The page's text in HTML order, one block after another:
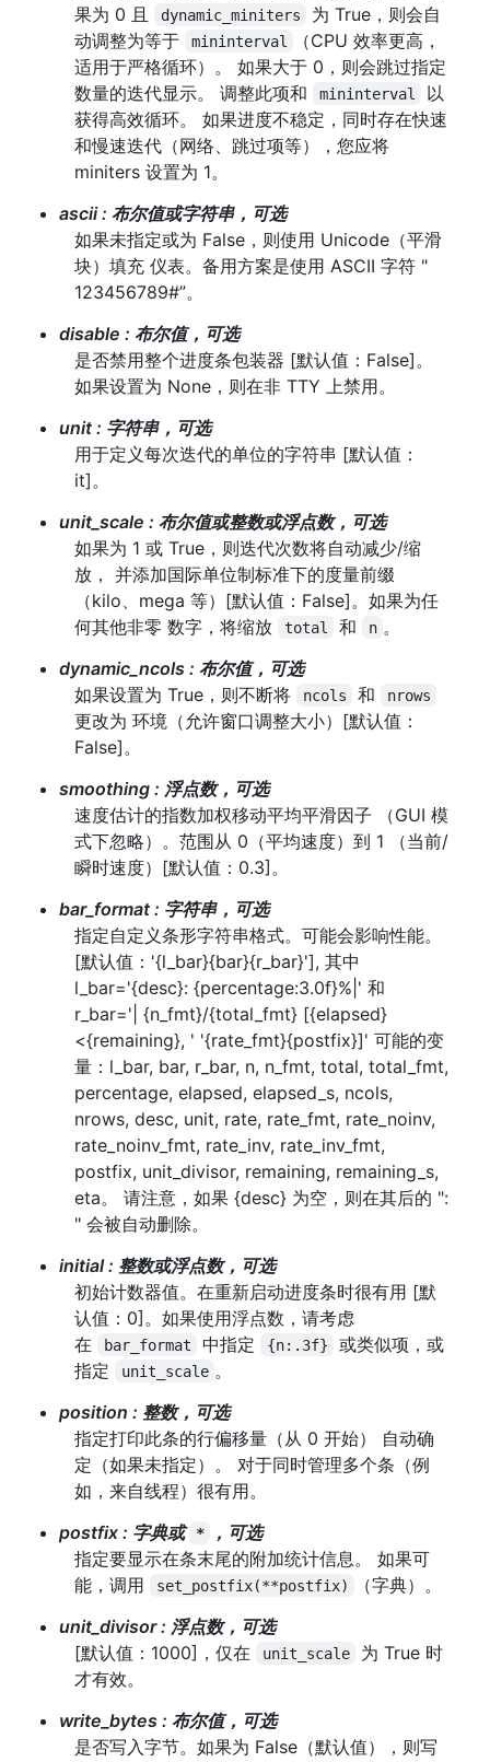
果为 0 且
dynamic_miniters
为 True，则会自
动调整为等于
mininterval
（CPU 效率更高，
适用于严格循环）。 如果大于 0，则会跳过指定
数量的迭代显示。 调整此项和
mininterval
以
获得高效循环。 如果进度不稳定，同时存在快速
和慢速迭代（网络、跳过项等），您应将
miniters 设置为 1。
ascii: 布尔值或字符串，可选
如果未指定或为 False，则使用 Unicode（平滑
块）填充 仪表。备用方案是使用 ASCII 字符 "
123456789#”。
disable: 布尔值，可选
是否禁用整个进度条包装器 [默认值：False]。
如果设置为 None，则在非 TTY 上禁用。
unit: 字符串，可选
用于定义每次迭代的单位的字符串 [默认值：
it]。
unit_scale: 布尔值或整数或浮点数，可选
如果为 1 或 True，则迭代次数将自动减少/缩
放， 并添加国际单位制标准下的度量前缀
（kilo、mega 等）[默认值：False]。如果为任
何其他非零 数字，将缩放
total 和 n 。
dynamic_ncols: 布尔值，可选
如果设置为 True，则不断将
ncols 和 nrows
更改为 环境（允许窗口调整大小）[默认值：
False]。
smoothing: 浮点数，可选
速度估计的指数加权移动平均平滑因子 （GUI 模
式下忽略）。范围从 0（平均速度）到 1 （当前/
瞬时速度）[默认值：0.3]。
bar_format: 字符串，可选
指定自定义条形字符串格式。可能会影响性能。
[默认值：'{l_bar}{bar}{r_bar}'], 其中
l_bar='{desc}: {percentage:3.0f}%|' 和
r_bar='| {n_fmt}/{total_fmt} [{elapsed}
<{remaining}, ' '{rate_fmt}{postfix}]' 可能的变
量：l_bar, bar, r_bar, n, n_fmt, total, total_fmt,
percentage, elapsed, elapsed_s, ncols,
nrows, desc, unit, rate, rate_fmt, rate_noinv,
rate_noinv_fmt, rate_inv, rate_inv_fmt,
postfix, unit_divisor, remaining, remaining_s,
eta。 请注意，如果 {desc} 为空，则在其后的 ":
" 会被自动删除。
initial: 整数或浮点数，可选
初始计数器值。在重新启动进度条时很有用 [默
认值：0]。如果使用浮点数，请考虑
在
bar_format 中指定 {n:.3f}
或类似项，或
指定
unit_scale 。
position: 整数，可选
指定打印此条的行偏移量（从 0 开始） 自动确
定（如果未指定）。 对于同时管理多个条（例
如，来自线程）很有用。
postfix: 字典或 *
，可选
指定要显示在条末尾的附加统计信息。 如果可
能，调用
set_postfix(**postfix)
（字典）。
unit_divisor: 浮点数，可选
[默认值：1000]，仅在
unit_scale
为 True 时
才有效。
write_bytes: 布尔值，可选
是否写入字节。如果为 False（默认值），则写